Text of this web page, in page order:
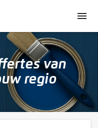
menu
van
regio